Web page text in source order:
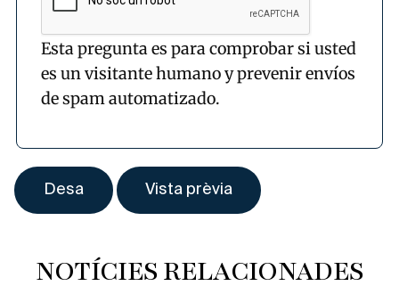
Esta pregunta es para comprobar si usted
es un visitante humano y prevenir envíos
de spam automatizado.
NOTÍCIES RELACIONADES